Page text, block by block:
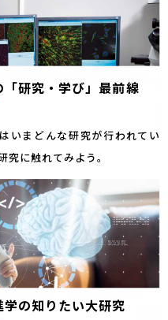
「研究・学び」最前線
いまどんな研究が行われてい
究に触れてみよう。
学の知りたい大研究